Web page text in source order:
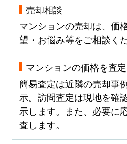
売却相談
マンションの売却は、価
望・お悩み等をご相談くだ
マンションの価格を査定
簡易査定は近隣の売却事
示。訪問査定は現地を確
示します。また、必要に
査します。